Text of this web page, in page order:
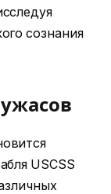
сознания
USCSS